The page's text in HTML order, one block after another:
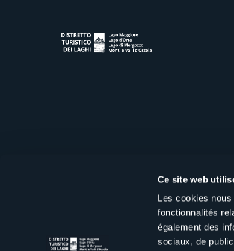
Ce site web
Les cookies
fonctionnalités
également des
sociaux, de
Distretto Turistico dei Laghi Scrl